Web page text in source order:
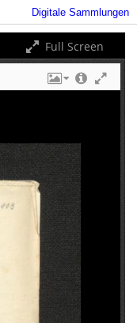
Digitale Sammlungen
Full Screen